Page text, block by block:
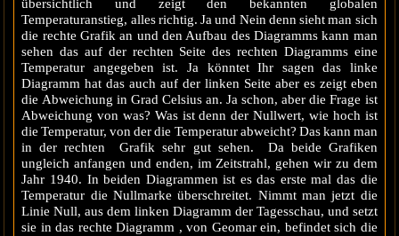
übersichtlich und zeigt den bekannten globalen
Temperaturanstieg, alles richtig. Ja und Nein denn sieht man sich
die rechte Grafik an und den Aufbau des Diagramms kann man
sehen das auf der rechten Seite des rechten Diagramms eine
Temperatur angegeben ist. Ja könntet Ihr sagen das linke
Diagramm hat das auch auf der linken Seite aber es zeigt eben
die Abweichung in Grad Celsius an. Ja schon, aber die Frage ist
Abweichung von was? Was ist denn der Nullwert, wie hoch ist
die Temperatur, von der die Temperatur abweicht? Das kann man
in der rechten Grafik sehr gut sehen. Da beide Grafiken
ungleich anfangen und enden, im Zeitstrahl, gehen wir zu dem
Jahr 1940. In beiden Diagrammen ist es das erste mal das die
Temperatur die Nullmarke überschreitet. Nimmt man jetzt die
Linie Null, aus dem linken Diagramm der Tagesschau, und setzt
sie in das rechte Diagramm , von Geomar ein, befindet sich die